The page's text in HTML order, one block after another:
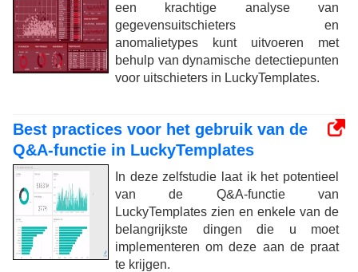
een krachtige analyse van
gegevensuitschieters en
anomalietypes kunt uitvoeren met
behulp van dynamische detectiepunten
voor uitschieters in LuckyTemplates.
Best practices voor het gebruik van de
Q&A-functie in LuckyTemplates
In deze zelfstudie laat ik het potentieel
van de Q&A-functie van
LuckyTemplates zien en enkele van de
belangrijkste dingen die u moet
implementeren om deze aan de praat
te krijgen.